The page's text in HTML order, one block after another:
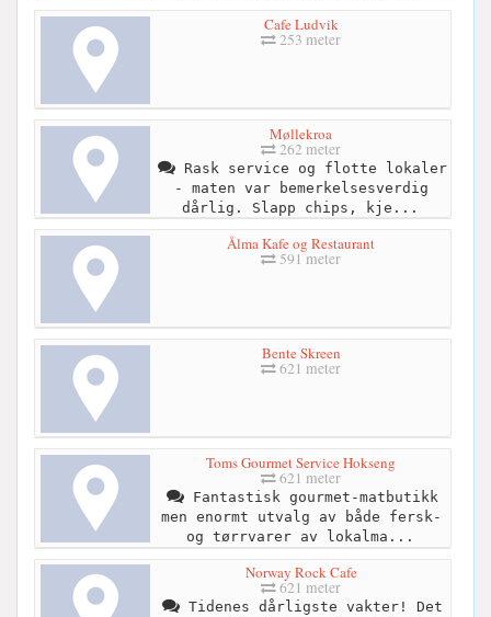
Cafe Ludvik
253 meter
Møllekroa
262 meter
Rask service og flotte lokaler
- maten var bemerkelsesverdig
dårlig. Slapp chips, kje...
Ålma Kafe og Restaurant
591 meter
Bente Skreen
621 meter
Toms Gourmet Service Hokseng
621 meter
Fantastisk gourmet-matbutikk
men enormt utvalg av både fersk-
og tørrvarer av lokalma...
Norway Rock Cafe
621 meter
Tidenes dårligste vakter! Det